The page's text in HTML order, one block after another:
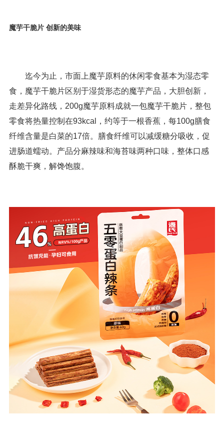
魔芋干脆片 创新的美味
迄今为止，市面上魔芋原料的休闲零食基本为湿态零
食，魔芋干脆片区别于湿货形态的魔芋产品，大胆创新，
走差异化路线，200g魔芋原料成就一包魔芋干脆片，整包
零食将热量控制在93kcal，约等于一根香蕉，每100g膳食
纤维含量是白菜的17倍。膳食纤维可以减缓糖分吸收，促
进肠道蠕动。产品分麻辣味和海苔味两种口味，整体口感
酥脆干爽，解馋饱腹。